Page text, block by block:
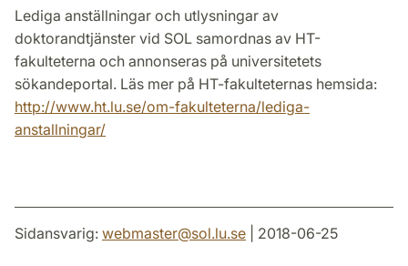
Lediga anställningar och utlysningar av
doktorandtjänster vid SOL samordnas av HT-
fakulteterna och annonseras på universitetets
sökandeportal. Läs mer på HT-fakulteternas hemsida:
http://www.ht.lu.se/om-fakulteterna/lediga-
anstallningar/
Sidansvarig: webmaster@sol.lu.se | 2018-06-25